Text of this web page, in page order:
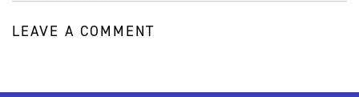
LEAVE A COMMENT